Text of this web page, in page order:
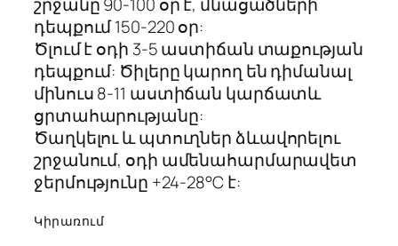
դեպքում 150-220 օր:
Ծլում է օդի 3-5 աստիճան տաքության
դեպքում: Ծիլերը կարող են դիմանալ
մինուս 8-11 աստիճան կարճատև
ցրտահարությանը:
Ծաղկելու և պտուղներ ձևավորելու
շրջանում, օդի ամենահարմարավետ
ջերմությունը +24-28°C է:
Կիրառում